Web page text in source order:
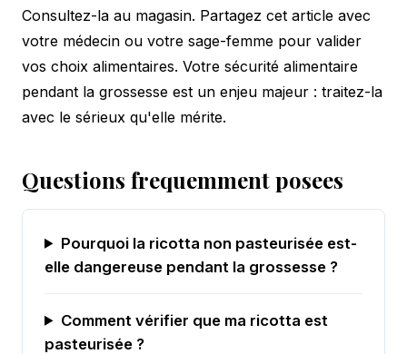
Consultez-la au magasin. Partagez cet article avec
votre médecin ou votre sage-femme pour valider
vos choix alimentaires. Votre sécurité alimentaire
pendant la grossesse est un enjeu majeur : traitez-la
avec le sérieux qu'elle mérite.
Questions frequemment posees
Pourquoi la ricotta non pasteurisée est-
elle dangereuse pendant la grossesse ?
Comment vérifier que ma ricotta est
pasteurisée ?